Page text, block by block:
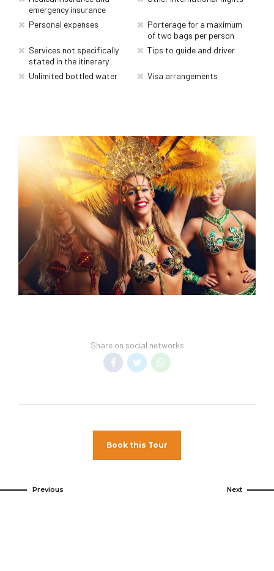
emergency insurance
Personal expenses
Porterage for a maximum
of two bags per person
Services not specifically
stated in the itinerary
Tips to guide and driver
Unlimited bottled water Visa arrangements
Share on social networks
Book this Tour
Previous Next